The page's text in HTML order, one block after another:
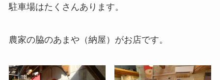
駐車場はたくさんあります。
農家の脇のあまや（納屋）がお店です。